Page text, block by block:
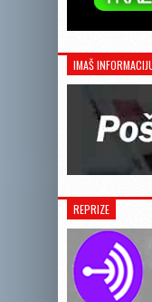
IMAŠ
REPRIZE